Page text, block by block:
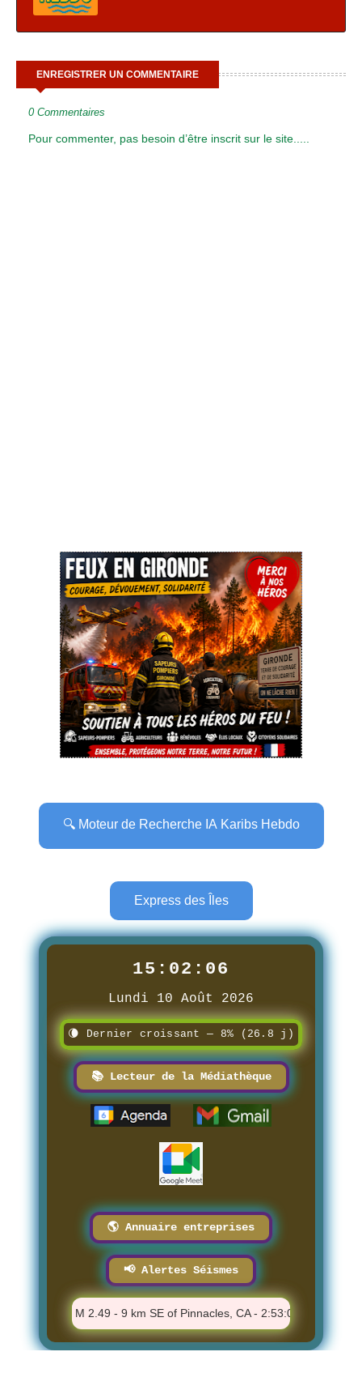
ENREGISTRER UN COMMENTAIRE
0 Commentaires
Pour commenter, pas besoin d’être inscrit sur le site.....
🔍 Moteur de Recherche IA Karibs Hebdo
Express des Îles
15:02:07
Lundi 10 Août 2026
🌘 Dernier croissant — 8% (26.8 j)
📚 Lecteur de la Médiathèque
🌎 Annuaire entreprises
📢 Alertes Séismes
⚠️ M 2.49 - 9 km SE of Pinnacles, CA - 2:53:06 PM